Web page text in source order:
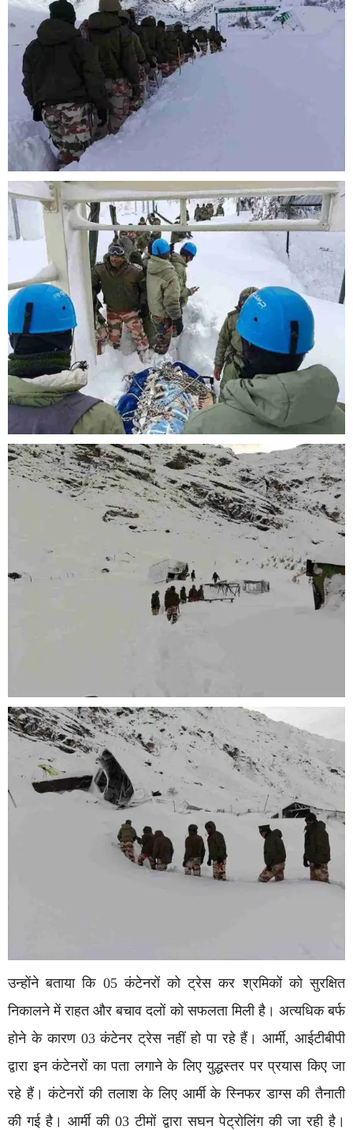
उन्होंने बताया कि 05 कंटेनरों को ट्रेस कर श्रमिकों को सुरक्षित
निकालने में राहत और बचाव दलों को सफलता मिली है। अत्यधिक बर्फ
होने के कारण 03 कंटेनर ट्रेस नहीं हो पा रहे हैं। आर्मी, आईटीबीपी
द्वारा इन कंटेनरों का पता लगाने के लिए युद्धस्तर पर प्रयास किए जा
रहे हैं। कंटेनरों की तलाश के लिए आर्मी के स्निफर डाग्स की तैनाती
की गई है। आर्मी की 03 टीमों द्वारा सघन पेट्रोलिंग की जा रही है।